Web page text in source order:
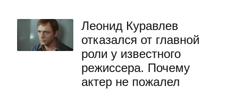
Леонид Куравлев
отказался от главной
роли у известного
режиссера. Почему
актер не пожалел